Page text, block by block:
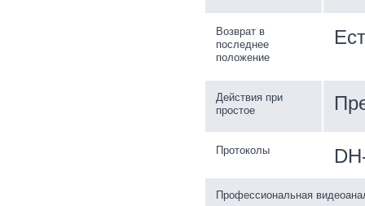
Возврат в
последнее
положение
Действия при
простое
Протоколы
Профессиональная